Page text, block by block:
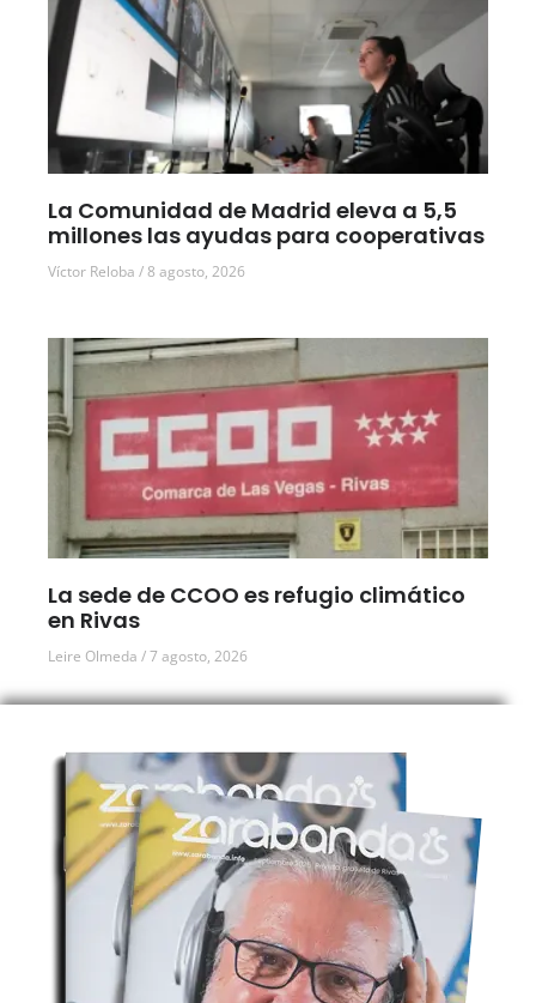
La Comunidad de Madrid eleva a 5,5
millones las ayudas para cooperativas
Víctor Reloba 8 agosto, 2026
La sede de CCOO es refugio climático
en Rivas
Leire Olmeda 7 agosto, 2026